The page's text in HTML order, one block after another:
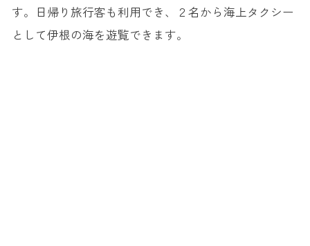
す。日帰り旅行客も利用でき、２名から海上タクシー
として伊根の海を遊覧できます。